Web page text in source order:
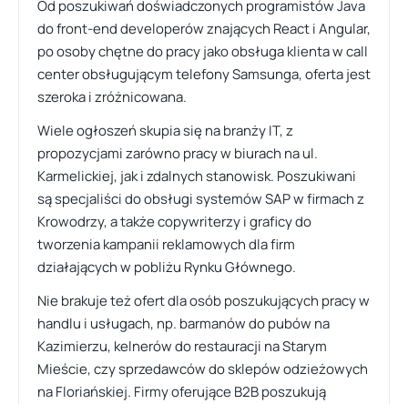
Od poszukiwań doświadczonych programistów Java
do front-end developerów znających React i Angular,
po osoby chętne do pracy jako obsługa klienta w call
center obsługującym telefony Samsunga, oferta jest
szeroka i zróżnicowana.
Wiele ogłoszeń skupia się na branży IT, z
propozycjami zarówno pracy w biurach na ul.
Karmelickiej, jak i zdalnych stanowisk. Poszukiwani
są specjaliści do obsługi systemów SAP w firmach z
Krowodrzy, a także copywriterzy i graficy do
tworzenia kampanii reklamowych dla firm
działających w pobliżu Rynku Głównego.
Nie brakuje też ofert dla osób poszukujących pracy w
handlu i usługach, np. barmanów do pubów na
Kazimierzu, kelnerów do restauracji na Starym
Mieście, czy sprzedawców do sklepów odzieżowych
na Floriańskiej. Firmy oferujące B2B poszukują